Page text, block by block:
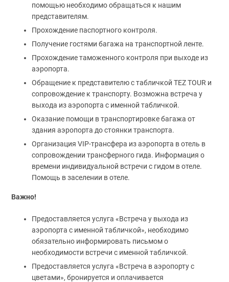
помощью необходимо обращаться к нашим
представителям.
Прохождение паспортного контроля.
Получение гостями багажа на транспортной ленте.
Прохождение таможенного контроля при выходе из
аэропорта.
Обращение к представителю с табличкой TEZ TOUR и
сопровождение к транспорту. Возможна встреча у
выхода из аэропорта с именной табличкой.
Оказание помощи в транспортировке багажа от
здания аэропорта до стоянки транспорта.
Организация VIP-трансфера из аэропорта в отель в
сопровождении трансферного гида. Информация о
времени индивидуальной встречи с гидом в отеле.
Помощь в заселении в отеле.
Важно!
Предоставляется услуга «Встреча у выхода из
аэропорта с именной табличкой», необходимо
обязательно информировать письмом о
необходимости встречи с именной табличкой.
Предоставляется услуга «Встреча в аэропорту с
цветами», бронируется и оплачивается